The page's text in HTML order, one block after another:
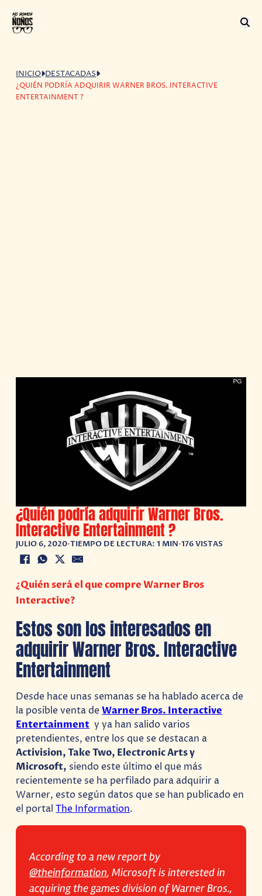
INICIO DESTACADAS
¿QUIÉN PODRÍA ADQUIRIR WARNER BROS. INTERACTIVE
ENTERTAINMENT ?
¿Quién podría adquirir Warner Bros.
Interactive Entertainment ?
JULIO 6, 2020•TIEMPO DE LECTURA: 1 MIN•176 VISTAS
¿Quién será el que compre Warner Bros
Interactive?
Estos son los interesados en
adquirir Warner Bros. Interactive
Entertainment
Desde hace unas semanas se ha hablado acerca de
la posible venta deWarner Bros. Interactive
Entertainment y ya han salido varios
pretendientes, entre los que se destacan a
Activision, Take Two, Electronic Arts y
Microsoft, siendo este último el que más
recientemente se ha perfilado para adquirir a
Warner, esto según datos que se han publicado en
el portalThe Information.
According to a new report by
@theinformation, Microsoft is interested in
acquiring the games division of Warner Bros.,